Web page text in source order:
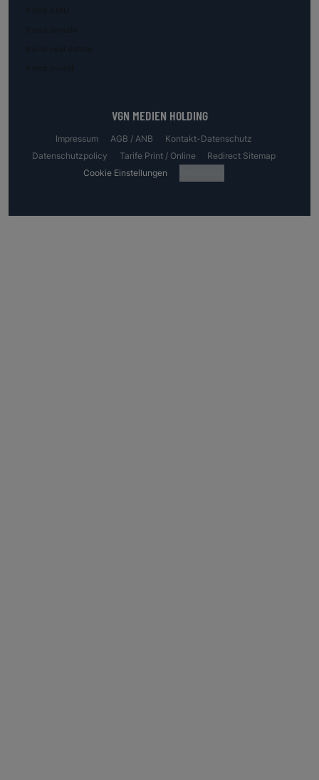
VGN MEDIEN HOLDING
Impressum AGB / ANB
Kontakt-Datenschutz
Datenschutzpolicy
Tarife Print / Online
Redirect Sitemap
Cookie Einstellungen